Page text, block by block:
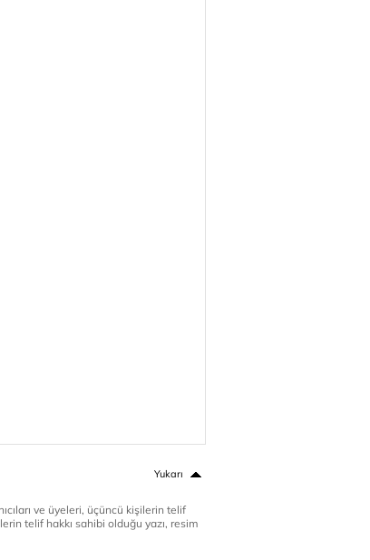
Yukarı
ve üyeleri, üçüncü kişilerin telif
telif hakkı sahibi olduğu yazı, resim